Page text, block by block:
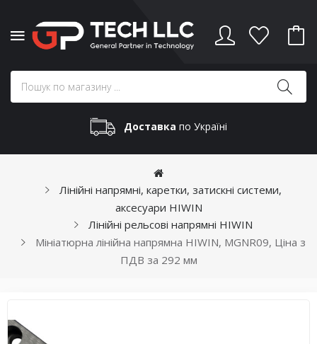
Доставка по Україні
Лінійні напрямні, каретки, затискні системи,
аксесуари HIWIN
Лінійні рельсові напрямні HIWIN
Мініатюрна лінійна напрямна HIWIN, MGNR09, Ціна з
ПДВ за 292 мм